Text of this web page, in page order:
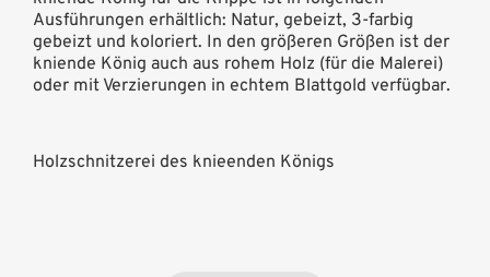
Ausführungen erhältlich: Natur, gebeizt, 3-farbig
gebeizt und koloriert. In den größeren Größen ist der
kniende König auch aus rohem Holz (für die Malerei)
oder mit Verzierungen in echtem Blattgold verfügbar.
Holzschnitzerei des knieenden Königs